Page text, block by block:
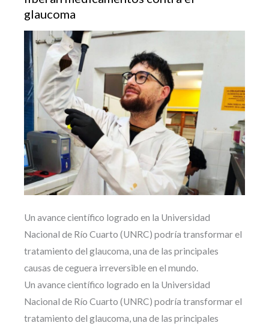
glaucoma
Un avance científico logrado en la Universidad
Nacional de Río Cuarto (UNRC) podría transformar el
tratamiento del glaucoma, una de las principales
causas de ceguera irreversible en el mundo.
Un avance científico logrado en la Universidad
Nacional de Río Cuarto (UNRC) podría transformar el
tratamiento del glaucoma, una de las principales